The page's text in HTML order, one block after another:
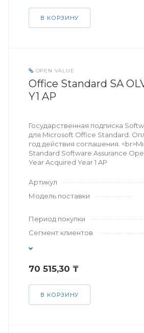
В КОРЗИНУ
OPEN VALUE
Office Standard SA
Y1 AP
Государственная подписка
для Microsoft Office Standard.
год действия соглашения.
Standard Software Assurance
Year Acquired Year 1 AP
Артикул
Модель поставки
Период покупки
Сегмент клиентов
70 515,30 ₸
В КОРЗИНУ